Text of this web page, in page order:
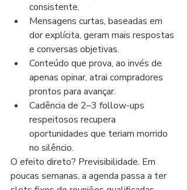
consistente.
Mensagens curtas, baseadas em
dor explícita, geram mais respostas
e conversas objetivas.
Conteúdo que prova, ao invés de
apenas opinar, atrai compradores
prontos para avançar.
Cadência de 2–3 follow-ups
respeitosos recupera
oportunidades que teriam morrido
no silêncio.
O efeito direto? Previsibilidade. Em
poucas semanas, a agenda passa a ter